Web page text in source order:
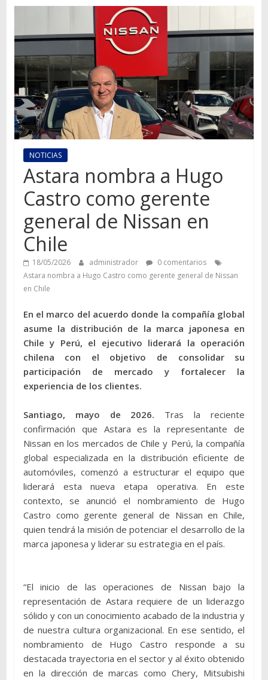
motos,
información
del
mundo
del
transporte
NOTICIAS
Astara nombra a Hugo
Castro como gerente
general de Nissan en
Chile
18/05/2026 administrador
0 comentarios
Astara nombra a Hugo Castro como gerente general de Nissan
en Chile
En el marco del acuerdo donde la compañía global
asume la distribución de la marca japonesa en
Chile y Perú, el ejecutivo liderará la operación
chilena con el objetivo de consolidar su
participación de mercado y fortalecer la
experiencia de los clientes.
Santiago, mayo de 2026. Tras la reciente
confirmación que Astara es la representante de
Nissan en los mercados de Chile y Perú, la compañía
global especializada en la distribución eficiente de
automóviles, comenzó a estructurar el equipo que
liderará esta nueva etapa operativa. En este
contexto, se anunció el nombramiento de Hugo
Castro como gerente general de Nissan en Chile,
quien tendrá la misión de potenciar el desarrollo de la
marca japonesa y liderar su estrategia en el país.
“El inicio de las operaciones de Nissan bajo la
representación de Astara requiere de un liderazgo
sólido y con un conocimiento acabado de la industria y
de nuestra cultura organizacional. En ese sentido, el
nombramiento de Hugo Castro responde a su
destacada trayectoria en el sector y al éxito obtenido
en la dirección de marcas como Chery, Mitsubishi